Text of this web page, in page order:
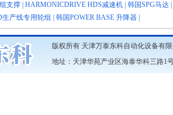
支撑 HARMONICDRIVE HDS减速机 韩国SPG马达
生产线专用轮组 韩国POWER BASE 升降器
版权所有 天津万泰东科自动化设备有
地址：天津华苑产业区海泰华科三路1